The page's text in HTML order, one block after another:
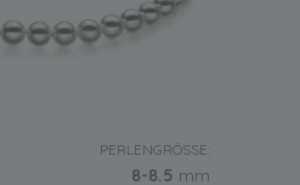
PERLENGRÖSSE:
8-8.5 mm